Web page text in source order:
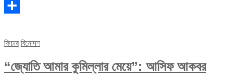
Facebook
ফিচার বিনোদন
“জ্যোতি আমার কুমিল্লার মেয়ে”: আসিফ আকবর